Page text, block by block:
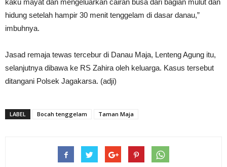
kaku mayat dan mengeluarkan cairan busa dari bagian mulut dan
hidung setelah hampir 30 menit tenggelam di dasar danau,”
imbuhnya.
Jasad remaja tewas tercebur di Danau Maja, Lenteng Agung itu,
selanjutnya dibawa ke RS Zahira oleh keluarga. Kasus tersebut
ditangani Polsek Jagakarsa. (adji)
LABEL Bocah tenggelam Taman Maja